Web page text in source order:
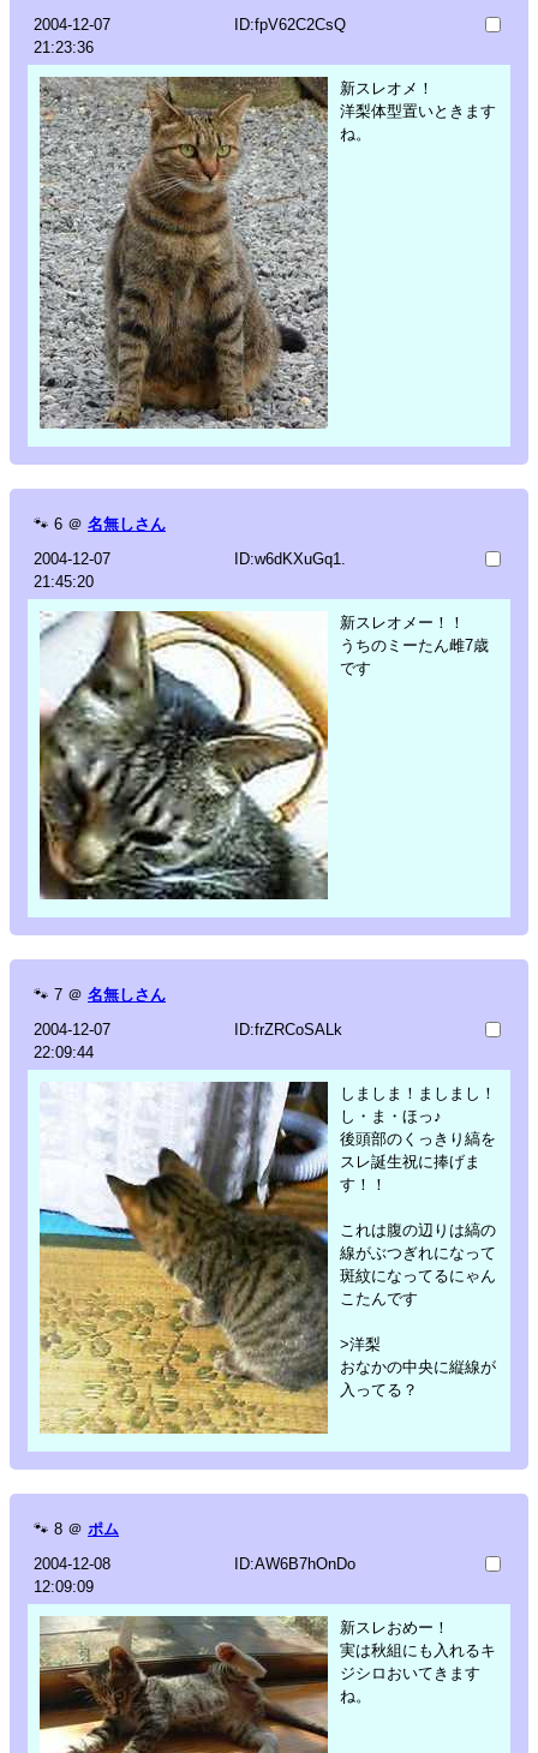
2004-12-07
21:23:36
ID:fpV62C2CsQ
新スレオメ！
洋梨体型置いときます
ね。
🐾 6 ＠ 名無しさん
2004-12-07
21:45:20
ID:w6dKXuGq1.
新スレオメー！！
うちのミーたん雌7歳
です
🐾 7 ＠ 名無しさん
2004-12-07
22:09:44
ID:frZRCoSALk
しましま！ましまし！
し・ま・ほっ♪
後頭部のくっきり縞を
スレ誕生祝に捧げま
す！！
これは腹の辺りは縞の
線がぶつぎれになって
斑紋になってるにゃん
こたんです
>洋梨
おなかの中央に縦線が
入ってる？
🐾 8 ＠ ポム
2004-12-08
12:09:09
ID:AW6B7hOnDo
新スレおめー！
実は秋組にも入れるキ
ジシロおいてきます
ね。